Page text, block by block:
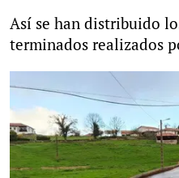
Así se han distribuido
terminados realizados